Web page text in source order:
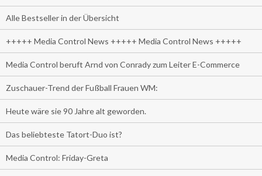
Alle Bestseller in der Übersicht
+++++ Media Control News +++++ Media Control News +++++
Media Control beruft Arnd von Conrady zum Leiter E-Commerce
Zuschauer-Trend der Fußball Frauen WM:
Heute wäre sie 90 Jahre alt geworden.
Das beliebteste Tatort-Duo ist?
Media Control: Friday-Greta